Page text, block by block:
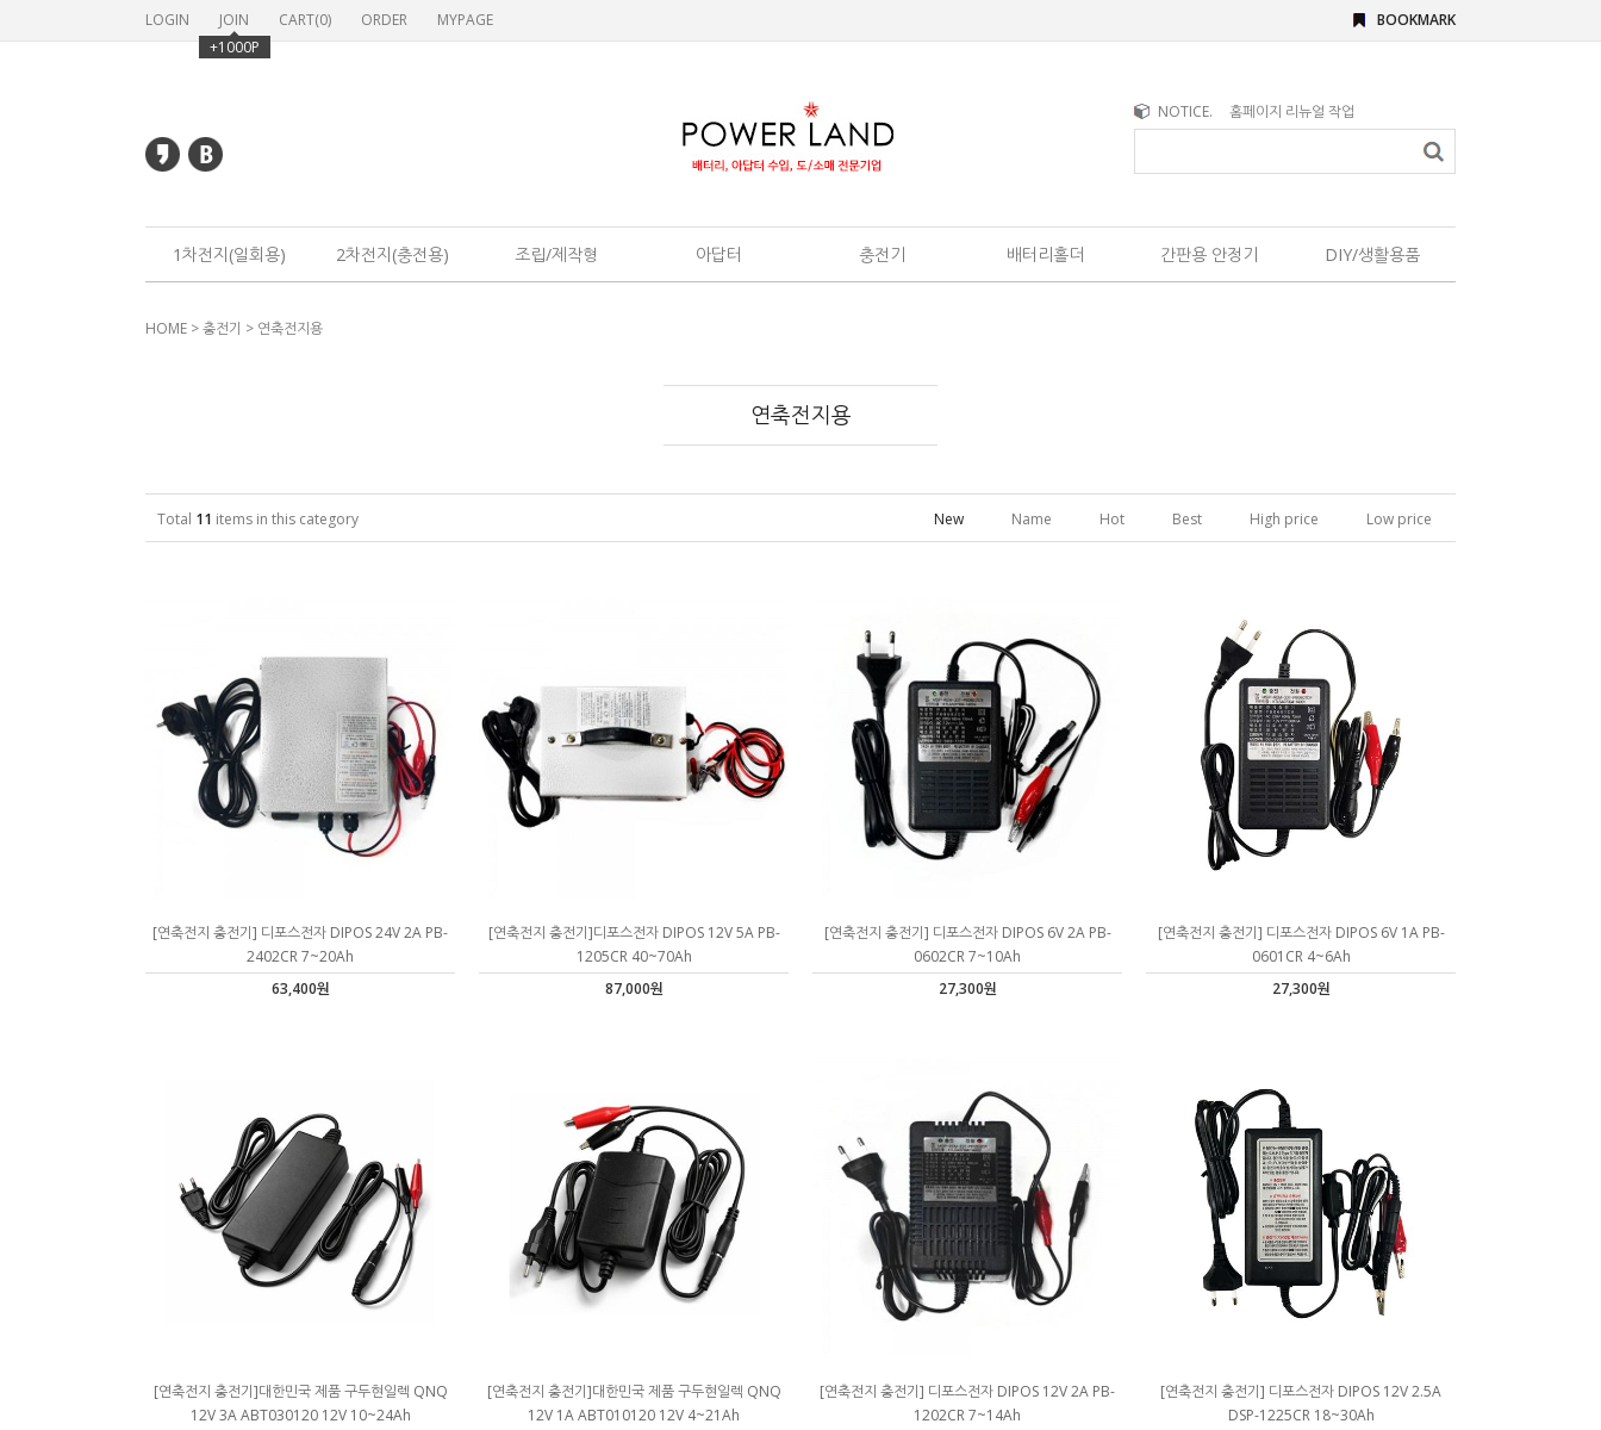
LOGIN
JOIN
+1000P
CART(0) ORDER MYPAGE BOOKMARK
NOTICE. 홈페이지 리뉴얼 작업
1차전지(일회용) 2차전지(충전용) 조립/제작형 아답터 충전기 배터리홀더 간판용 안정기 DIY/생활용품
HOME >충전기 > 연축전지용
연축전지용
Total 11 items in this category New Name Hot Best High price Low price
[연축전지 충전기] 디포스전자 DIPOS 24V 2A PB-
2402CR 7~20Ah
63,400원
[연축전지 충전기]디포스전자 DIPOS 12V 5A PB-
1205CR 40~70Ah
87,000원
[연축전지 충전기] 디포스전자 DIPOS 6V 2A PB-
0602CR 7~10Ah
27,300원
[연축전지 충전기] 디포스전자 DIPOS 6V 1A PB-
0601CR 4~6Ah
27,300원
[연축전지 충전기]대한민국 제품 구두현일렉 QNQ
12V 3A ABT030120 12V 10~24Ah
[연축전지 충전기]대한민국 제품 구두현일렉 QNQ
12V 1A ABT010120 12V 4~21Ah
[연축전지 충전기] 디포스전자 DIPOS 12V 2A PB-
1202CR 7~14Ah
[연축전지 충전기] 디포스전자 DIPOS 12V 2.5A
DSP-1225CR 18~30Ah